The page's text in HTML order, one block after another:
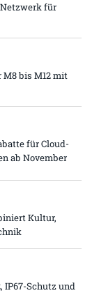
für
M8 bis M12 mit
für Cloud-
ab November
Kultur,
IP67-Schutz und